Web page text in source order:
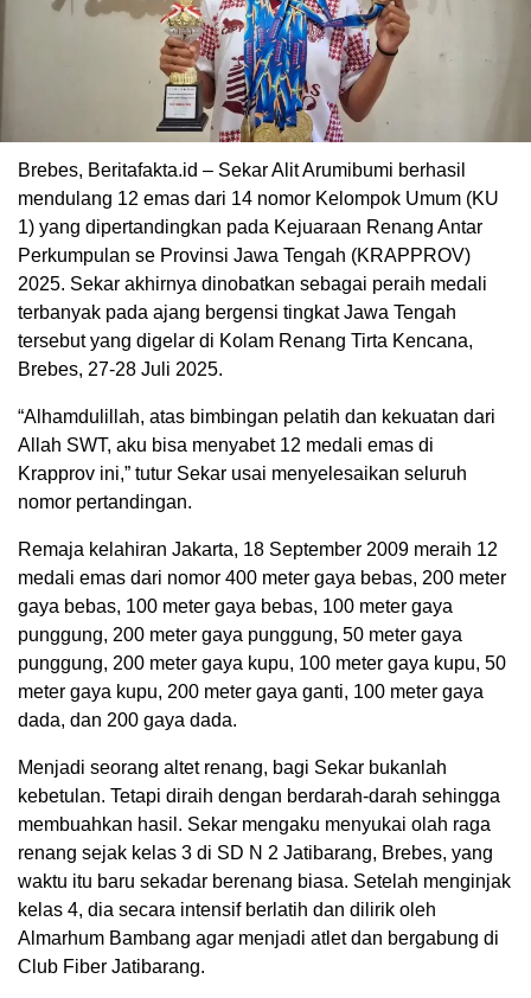
Brebes, Beritafakta.id – Sekar Alit Arumibumi berhasil
mendulang 12 emas dari 14 nomor Kelompok Umum (KU
1) yang dipertandingkan pada Kejuaraan Renang Antar
Perkumpulan se Provinsi Jawa Tengah (KRAPPROV)
2025. Sekar akhirnya dinobatkan sebagai peraih medali
terbanyak pada ajang bergensi tingkat Jawa Tengah
tersebut yang digelar di Kolam Renang Tirta Kencana,
Brebes, 27-28 Juli 2025.
“Alhamdulillah, atas bimbingan pelatih dan kekuatan dari
Allah SWT, aku bisa menyabet 12 medali emas di
Krapprov ini,” tutur Sekar usai menyelesaikan seluruh
nomor pertandingan.
Remaja kelahiran Jakarta, 18 September 2009 meraih 12
medali emas dari nomor 400 meter gaya bebas, 200 meter
gaya bebas, 100 meter gaya bebas, 100 meter gaya
punggung, 200 meter gaya punggung, 50 meter gaya
punggung, 200 meter gaya kupu, 100 meter gaya kupu, 50
meter gaya kupu, 200 meter gaya ganti, 100 meter gaya
dada, dan 200 gaya dada.
Menjadi seorang altet renang, bagi Sekar bukanlah
kebetulan. Tetapi diraih dengan berdarah-darah sehingga
membuahkan hasil. Sekar mengaku menyukai olah raga
renang sejak kelas 3 di SD N 2 Jatibarang, Brebes, yang
waktu itu baru sekadar berenang biasa. Setelah menginjak
kelas 4, dia secara intensif berlatih dan dilirik oleh
Almarhum Bambang agar menjadi atlet dan bergabung di
Club Fiber Jatibarang.